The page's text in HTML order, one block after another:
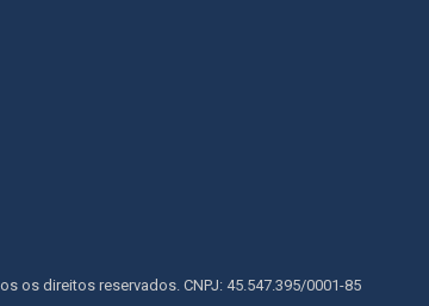
os direitos reservados. CNPJ: 45.547.395/0001-85